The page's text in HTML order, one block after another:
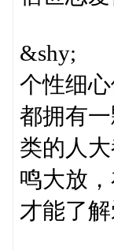
&shy;
个性细
都拥有
类的人
鸣大放
才能了